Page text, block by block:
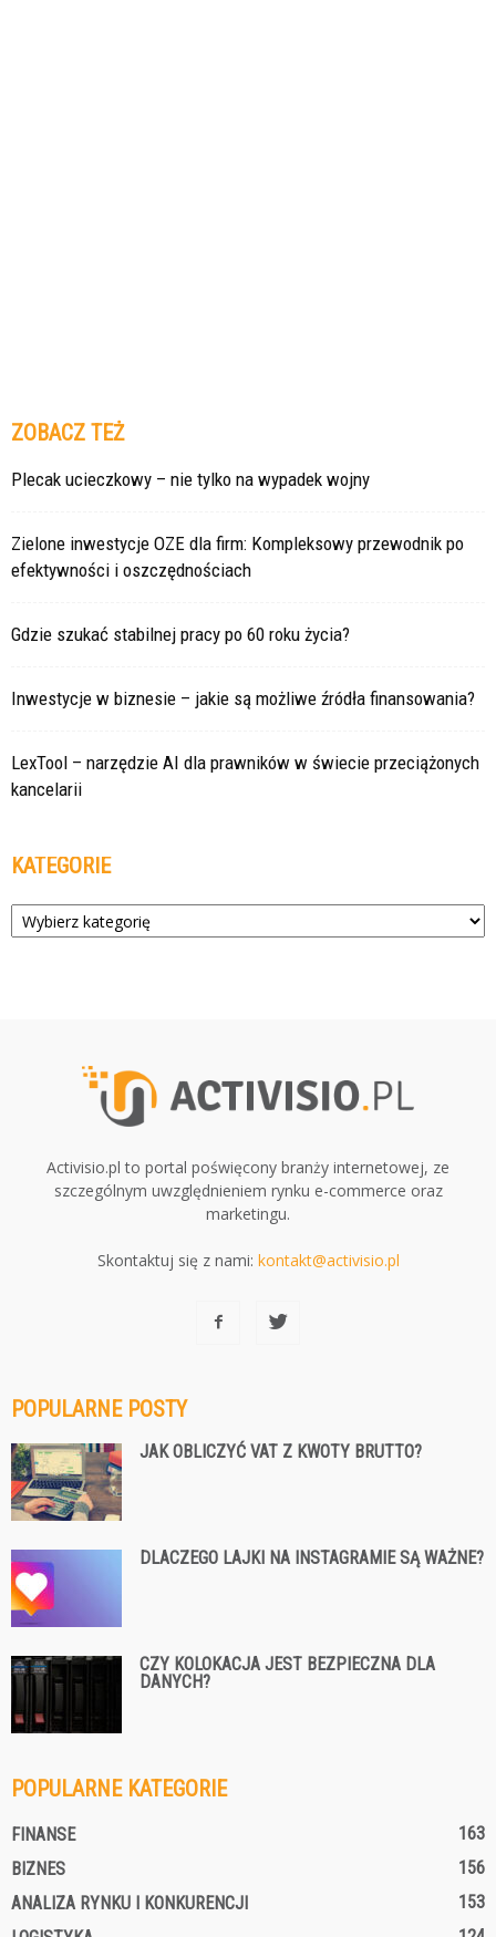
ZOBACZ TEŻ
Plecak ucieczkowy – nie tylko na wypadek wojny
Zielone inwestycje OZE dla firm: Kompleksowy przewodnik po
efektywności i oszczędnościach
Gdzie szukać stabilnej pracy po 60 roku życia?
Inwestycje w biznesie – jakie są możliwe źródła finansowania?
LexTool – narzędzie AI dla prawników w świecie przeciążonych
kancelarii
KATEGORIE
Kategorie
Activisio.pl to portal poświęcony branży internetowej, ze
szczególnym uwzględnieniem rynku e-commerce oraz
marketingu.
Skontaktuj się z nami: kontakt@activisio.pl
POPULARNE POSTY
JAK OBLICZYĆ VAT Z KWOTY BRUTTO?
DLACZEGO LAJKI NA INSTAGRAMIE SĄ WAŻNE?
CZY KOLOKACJA JEST BEZPIECZNA DLA
DANYCH?
POPULARNE KATEGORIE
FINANSE
163
BIZNES
156
ANALIZA RYNKU I KONKURENCJI
153